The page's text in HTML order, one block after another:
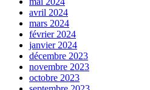
avril 2024
mars 2024
février 2024
janvier 2024
décembre 2023
novembre 2023
octobre 2023